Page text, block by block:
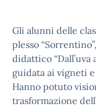
Gli alunni delle
plesso
didattico “Dall’uva
guidata ai vigneti e
Hanno potuto
trasformazione